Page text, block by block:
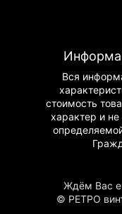
Вся
стоимость
характер и не
Ждём Вас
© РЕТРО